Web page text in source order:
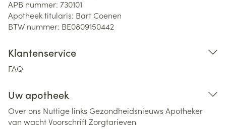
APB nummer: 730101
Apotheek titularis: Bart Coenen
BTW nummer: BE0809150442
Klantenservice
FAQ
Uw apotheek
Over ons Nuttige links Gezondheidsnieuws Apotheker
van wachtVoorschriftZorgtarieven